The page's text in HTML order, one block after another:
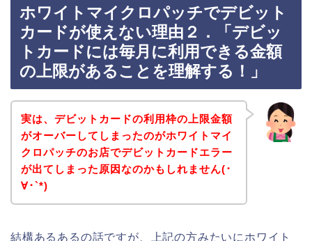
ホワイトマイクロパッチでデビット
カードが使えない理由２．「デビッ
トカードには毎月に利用できる金額
の上限があることを理解する！」
実は、デビットカードの利用枠の上限金額
がオーバーしてしまったのがホワイトマイ
クロパッチのお店でデビットカードエラー
が出てしまった原因なのかもしれません(･
∀･`*)
結構あるあるの話ですが、上記の方みたいにホワイト